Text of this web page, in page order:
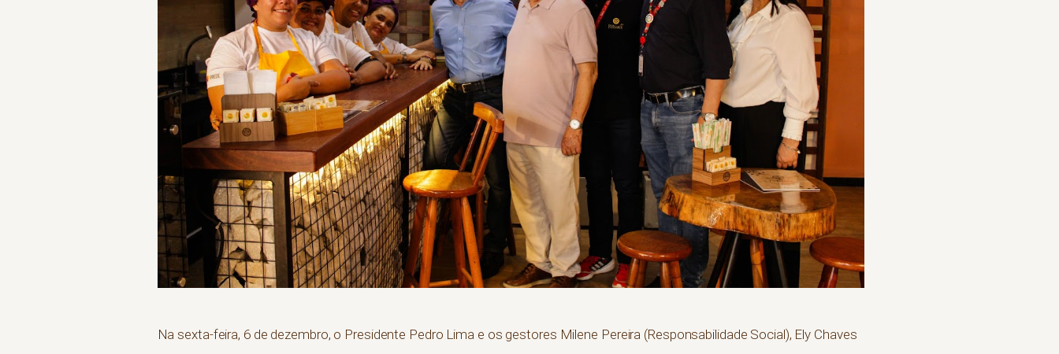
Na sexta-feira, 6 de dezembro, o Presidente Pedro Lima e os gestores Milene Pereira (Responsabilidade Social), Ely Chaves